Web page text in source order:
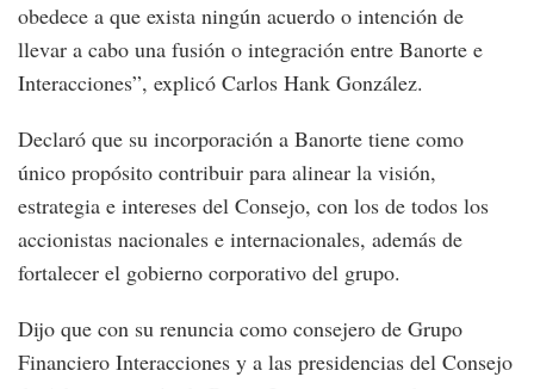
obedece a que exista ningún acuerdo o intención de
llevar a cabo una fusión o integración entre Banorte e
Interacciones”, explicó Carlos Hank González.
Declaró que su incorporación a Banorte tiene como
único propósito contribuir para alinear la visión,
estrategia e intereses del Consejo, con los de todos los
accionistas nacionales e internacionales, además de
fortalecer el gobierno corporativo del grupo.
Dijo que con su renuncia como consejero de Grupo
Financiero Interacciones y a las presidencias del Consejo